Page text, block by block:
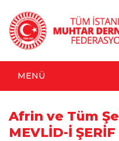
MENÜ
Afrin ve Tüm
MEVLİD-İ